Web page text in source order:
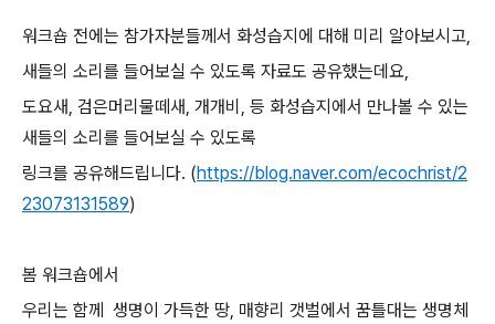
워크숍 전에는 참가자분들께서 화성습지에 대해 미리 알아보시고,
새들의 소리를 들어보실 수 있도록 자료도 공유했는데요,
도요새, 검은머리물떼새, 개개비, 등 화성습지에서 만나볼 수 있는
새들의 소리를 들어보실 수 있도록
링크를 공유해드립니다. (https://blog.naver.com/ecochrist/2
23073131589)
봄 워크숍에서
우리는 함께 생명이 가득한 땅, 매향리 갯벌에서 꿈틀대는 생명체